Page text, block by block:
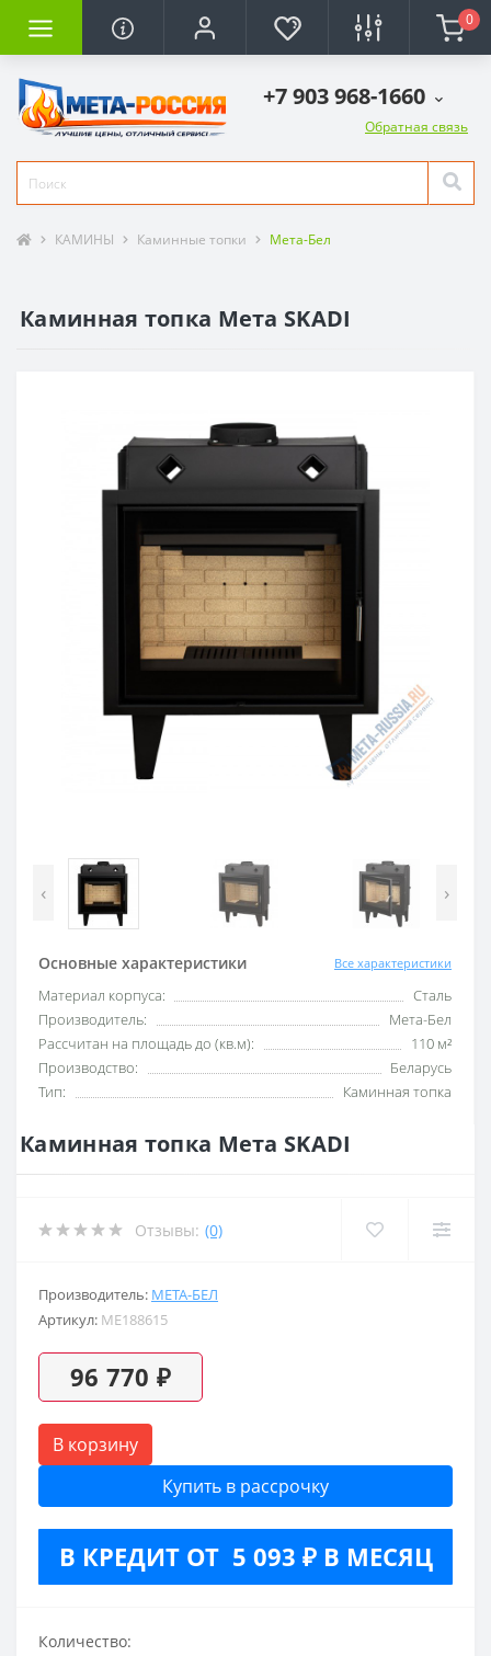
0
+7 903 968-1660
Обратная связь
КАМИНЫ Каминные топки Мета-Бел
Каминная топка Мета SKADI
‹ ›
Основные характеристики Все характеристики
Материал корпуса:
Сталь
Производитель:
Мета-Бел
Рассчитан на площадь до (кв.м):
110 м²
Производство:
Беларусь
Тип:
Каминная топка
Каминная топка Мета SKADI
Отзывы: (0)
Производитель: МЕТА-БЕЛ
Артикул: ME188615
96 770 ₽
В корзину
Купить в рассрочку
В КРЕДИТ ОТ 5 093 ₽ В МЕСЯЦ
Количество: